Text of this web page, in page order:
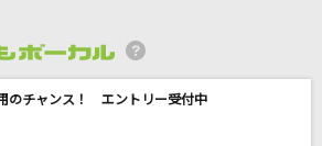
You
のチャンス！ エントリー受付中